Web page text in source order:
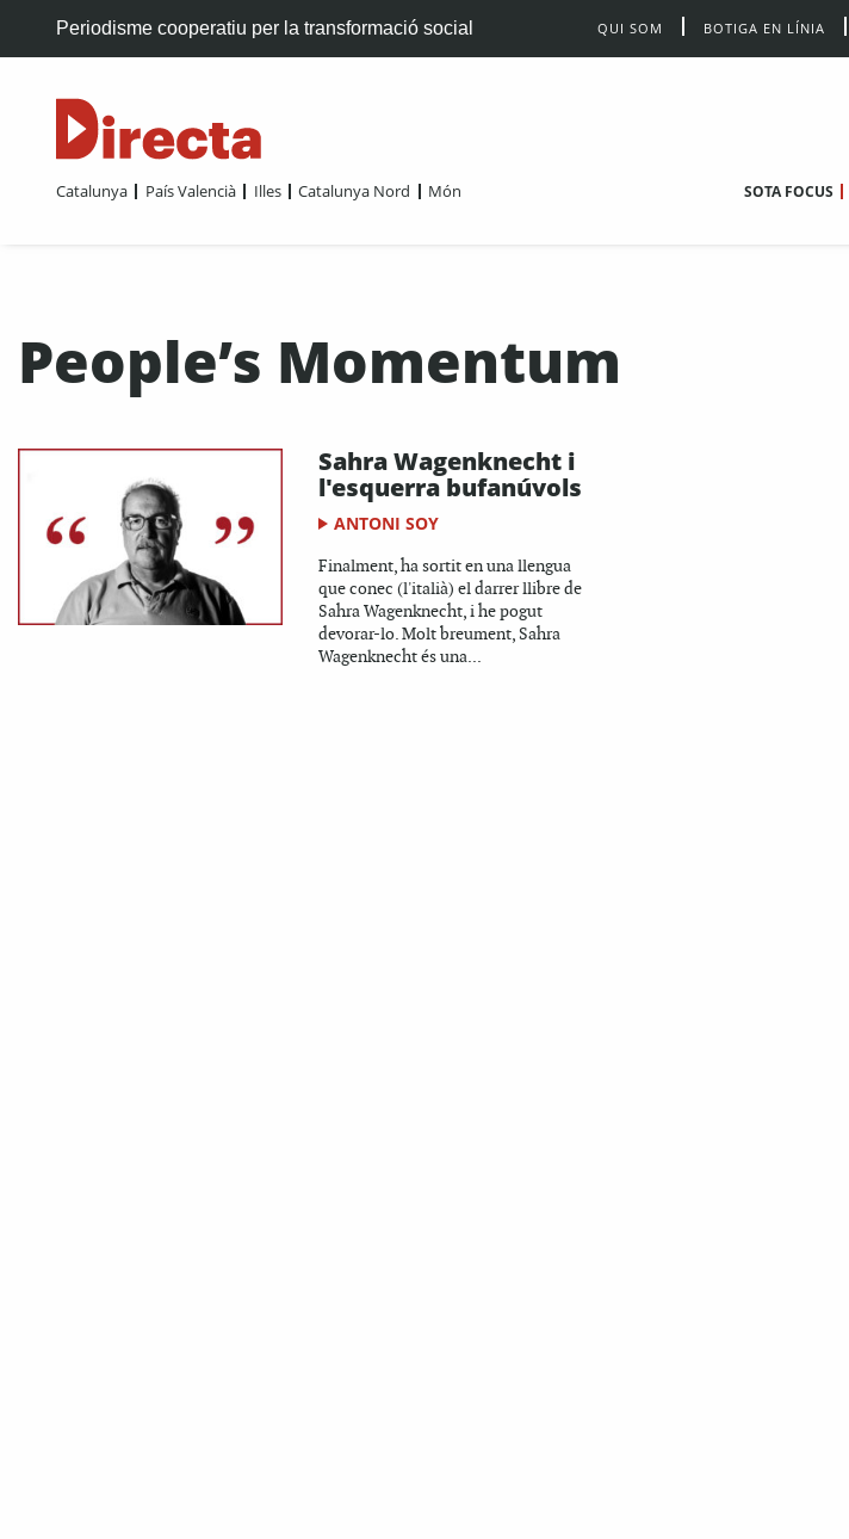
Periodisme cooperatiu per la transformació social QUI SOM BOTIGA EN LÍNIA
Catalunya País Valencià Illes Catalunya Nord Món SOTA FOCUS
People’s Momentum
Sahra Wagenknecht i
l'esquerra bufanúvols
ANTONI SOY
Finalment, ha sortit en una llengua
que conec (l'italià) el darrer llibre de
Sahra Wagenknecht, i he pogut
devorar-lo. Molt breument, Sahra
Wagenknecht és una...